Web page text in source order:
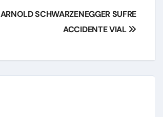
ARNOLD SCHWARZENEGGER SUFRE
ACCIDENTE VIAL